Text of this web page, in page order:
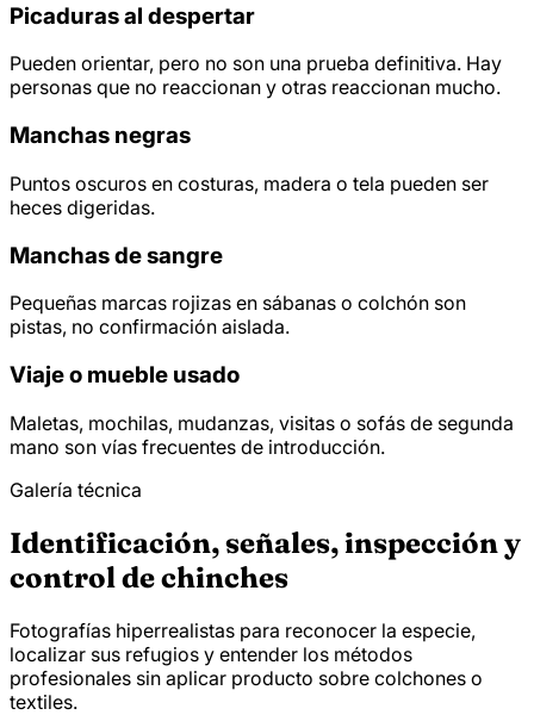
Picaduras al despertar
Pueden orientar, pero no son una prueba definitiva. Hay
personas que no reaccionan y otras reaccionan mucho.
Manchas negras
Puntos oscuros en costuras, madera o tela pueden ser
heces digeridas.
Manchas de sangre
Pequeñas marcas rojizas en sábanas o colchón son
pistas, no confirmación aislada.
Viaje o mueble usado
Maletas, mochilas, mudanzas, visitas o sofás de segunda
mano son vías frecuentes de introducción.
Galería técnica
Identificación, señales, inspección y
control de chinches
Fotografías hiperrealistas para reconocer la especie,
localizar sus refugios y entender los métodos
profesionales sin aplicar producto sobre colchones o
textiles.